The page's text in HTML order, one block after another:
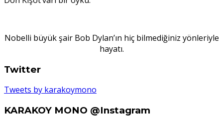
Nobelli büyük şair Bob Dylan’ın hiç bilmediğiniz yönleriyle
hayatı.
Twitter
Tweets by karakoymono
KARAKOY MONO @Instagram